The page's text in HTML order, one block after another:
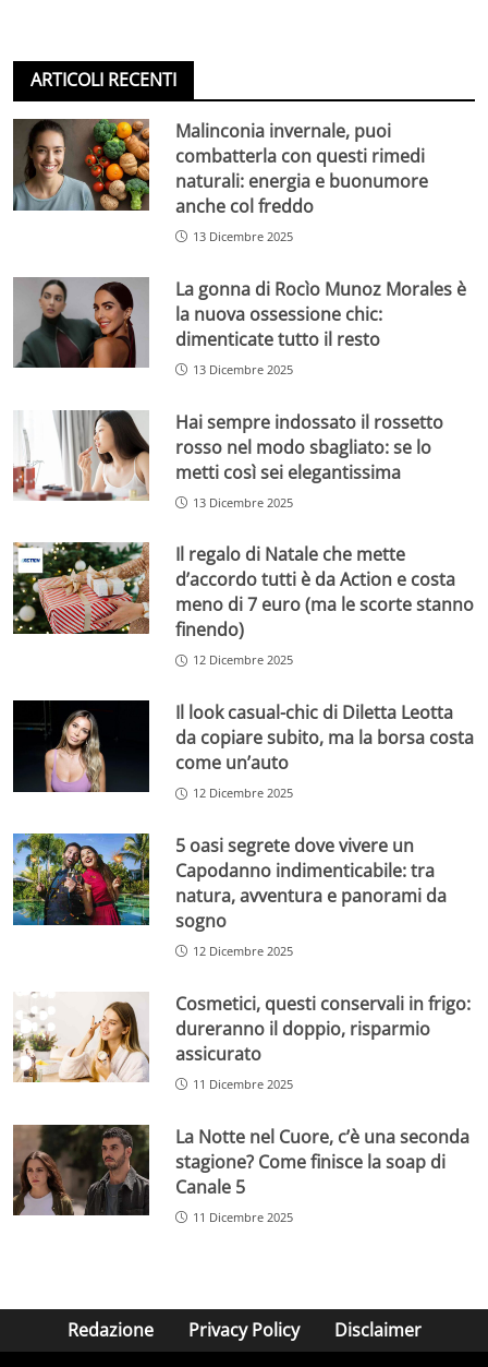
ARTICOLI RECENTI
Malinconia invernale, puoi
combatterla con questi rimedi
naturali: energia e buonumore
anche col freddo
13 Dicembre 2025
La gonna di Rocìo Munoz Morales è
la nuova ossessione chic:
dimenticate tutto il resto
13 Dicembre 2025
Hai sempre indossato il rossetto
rosso nel modo sbagliato: se lo
metti così sei elegantissima
13 Dicembre 2025
Il regalo di Natale che mette
d’accordo tutti è da Action e costa
meno di 7 euro (ma le scorte stanno
finendo)
12 Dicembre 2025
Il look casual-chic di Diletta Leotta
da copiare subito, ma la borsa costa
come un’auto
12 Dicembre 2025
5 oasi segrete dove vivere un
Capodanno indimenticabile: tra
natura, avventura e panorami da
sogno
12 Dicembre 2025
Cosmetici, questi conservali in frigo:
dureranno il doppio, risparmio
assicurato
11 Dicembre 2025
La Notte nel Cuore, c’è una seconda
stagione? Come finisce la soap di
Canale 5
11 Dicembre 2025
Redazione Privacy Policy Disclaimer